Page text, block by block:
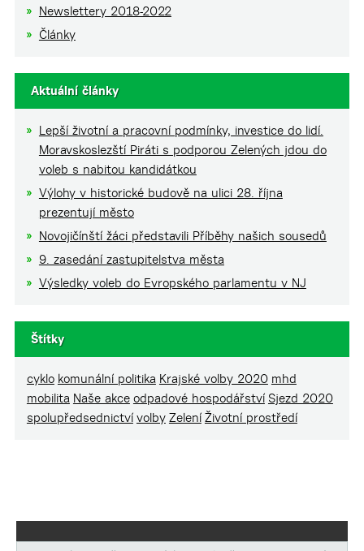
Newslettery 2018-2022
Články
Aktuální články
Lepší životní a pracovní podmínky, investice do lidí.
Moravskoslezští Piráti s podporou Zelených jdou do
voleb s nabitou kandidátkou
Výlohy v historické budově na ulici 28. října
prezentují město
Novojičínští žáci představili Příběhy našich sousedů
9. zasedání zastupitelstva města
Výsledky voleb do Evropského parlamentu v NJ
Štítky
cyklo komunální politika Krajské volby 2020 mhd
mobilita Naše akce odpadové hospodářství Sjezd 2020
spolupředsednictví volby Zelení Životní prostředí